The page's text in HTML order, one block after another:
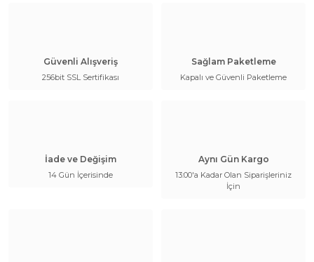
Güvenli Alışveriş
256bit SSL Sertifikası
Sağlam Paketleme
Kapalı ve Güvenli Paketleme
İade ve Değişim
14 Gün İçerisinde
Aynı Gün Kargo
13:00'a Kadar Olan Siparişleriniz
İçin